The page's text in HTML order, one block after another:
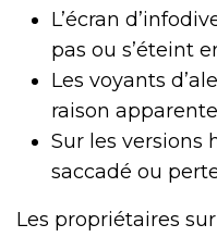
L’écran
pas ou s’éteint
Les voyants
raison apparente
Sur les versions
saccadé ou
Les propriétaires